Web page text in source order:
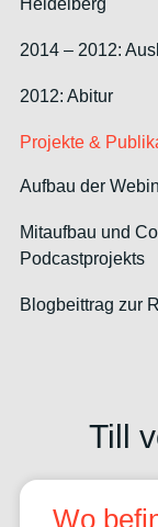
Heidelberg
2014 – 2012:
2012: Abitur
Projekte &
Aufbau der
Mitaufbau und
Podcastprojekts
Blogbeittrag zur
Till
Wo